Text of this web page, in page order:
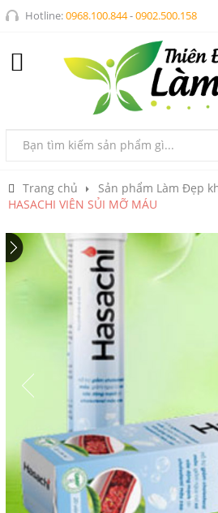
Hotline:0968.100.844-0902.500.158
Trang chủ
Sản phẩm Làm Đẹp
HASACHI VIÊN SỦI MỠ MÁU